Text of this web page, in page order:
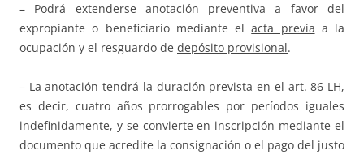
– Podrá extenderse anotación preventiva a favor del
expropiante o beneficiario mediante elacta previa a la
ocupación y el resguardo de depósito provisional.
– La anotación tendrá la duración prevista en el art. 86 LH,
es decir, cuatro años prorrogables por períodos iguales
indefinidamente, y se convierte en inscripción mediante el
documento que acredite la consignación o el pago del justo